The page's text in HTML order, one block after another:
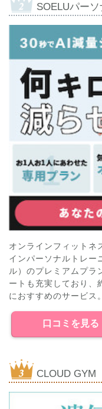
SOELUパー
オンラインフィットネ
インパーソナルトレー
ル）のプレミアムプラ
ートも充実しており、
におすすめのサービス。
口コミを見る
CLOUD GYM